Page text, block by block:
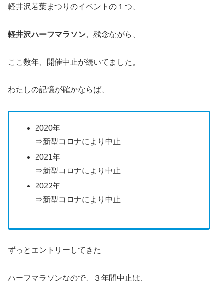
軽井沢若葉まつりのイベントの１つ、
軽井沢ハーフマラソン。残念ながら、
ここ数年、開催中止が続いてました。
わたしの記憶が確かならば、
2020年
⇒新型コロナにより中止
2021年
⇒新型コロナにより中止
2022年
⇒新型コロナにより中止
ずっとエントリーしてきた
ハーフマラソンなので、３年間中止は、